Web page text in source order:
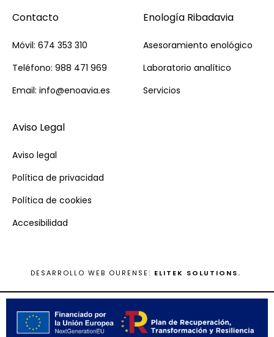
Contacto
Móvil: 674 353 310
Teléfono: 988 471 969
Email: info@enoavia.es
Enología Ribadavia
Asesoramiento enológico
Laboratorio analítico
Servicios
Aviso Legal
Aviso legal
Política de privacidad
Política de cookies
Accesibilidad
DESARROLLO WEB OURENSE: ELITEK SOLUTIONS.